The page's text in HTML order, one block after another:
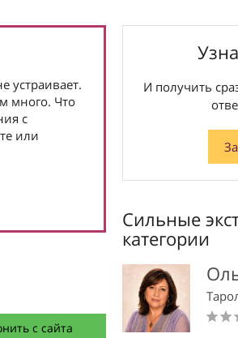
устраивает.
много. Что
с
или
с сайта
И получить
Сильные
категории